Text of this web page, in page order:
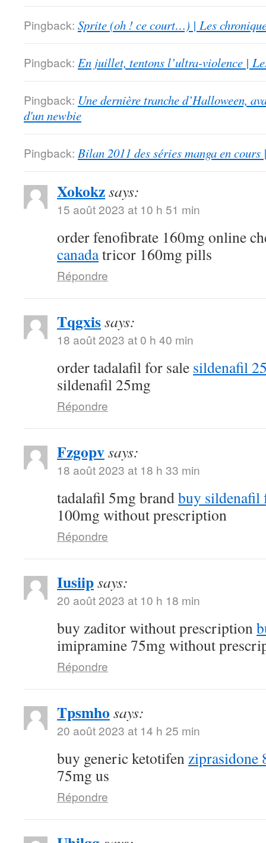
Pingback: Sprite (oh ! ce court…) | Les
Pingback: En juillet, tentons l’ultra-violence |
Pingback: Une dernière tranche d’Halloween,
d'un newbie
Pingback: Bilan 2011 des séries manga en
Xokokzsays:
15 août 2023 at 10 h 51 min
order fenofibrate 160mg online
canadatricor 160mg pills
Répondre
Tqgxissays:
18 août 2023 at 0 h 40 min
order tadalafil for sale sildenafil
sildenafil 25mg
Répondre
Fzgopvsays:
18 août 2023 at 18 h 33 min
tadalafil 5mg brandbuy sildenafil
100mg without prescription
Répondre
Iusiipsays:
20 août 2023 at 10 h 18 min
buy zaditor without prescription
imipramine 75mg without
Répondre
Tpsmho says:
20 août 2023 at 14 h 25 min
buy generic ketotifenziprasidone
75mg us
Répondre